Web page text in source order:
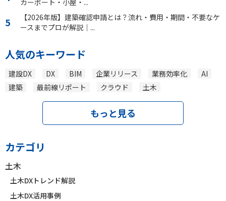
【2026年版】建築確認申請とは？流れ・費用・期間・不要なケ
ースまでプロが解説｜...
人気のキーワード
建設DX DX BIM 企業リリース 業務効率化
AI
建築
最前線リポート クラウド 土木
もっと見る
カテゴリ
土木
土木DXトレンド解説
土木DX活用事例